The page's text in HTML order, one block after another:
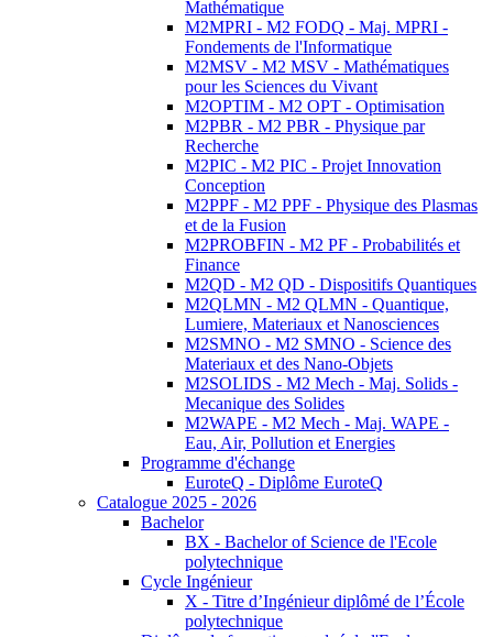
Mathématique
M2MPRI - M2 FODQ - Maj. MPRI -
Fondements de l'Informatique
M2MSV - M2 MSV - Mathématiques
pour les Sciences du Vivant
M2OPTIM - M2 OPT - Optimisation
M2PBR - M2 PBR - Physique par
Recherche
M2PIC - M2 PIC - Projet Innovation
Conception
M2PPF - M2 PPF - Physique des Plasmas
et de la Fusion
M2PROBFIN - M2 PF - Probabilités et
Finance
M2QD - M2 QD - Dispositifs Quantiques
M2QLMN - M2 QLMN - Quantique,
Lumiere, Materiaux et Nanosciences
M2SMNO - M2 SMNO - Science des
Materiaux et des Nano-Objets
M2SOLIDS - M2 Mech - Maj. Solids -
Mecanique des Solides
M2WAPE - M2 Mech - Maj. WAPE -
Eau, Air, Pollution et Energies
Programme d'échange
EuroteQ - Diplôme EuroteQ
Catalogue 2025 - 2026
Bachelor
BX - Bachelor of Science de l'Ecole
polytechnique
Cycle Ingénieur
X - Titre d’Ingénieur diplômé de l’École
polytechnique